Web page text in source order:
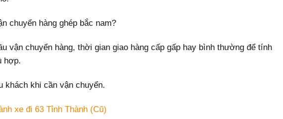
chuyển hàng ghép bắc nam?
vận chuyển hàng, thời gian giao hàng cấp gấp hay bình thường để tính
hợp.
khách khi cần vận chuyển.
xe đi 63 Tỉnh Thành (Cũ)